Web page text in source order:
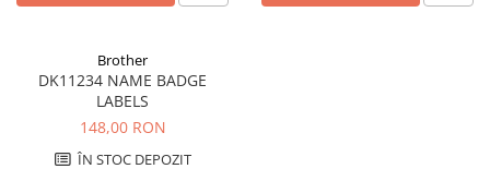
Brother
DK11234 NAME BADGE
LABELS
148,00 RON
ÎN STOC DEPOZIT